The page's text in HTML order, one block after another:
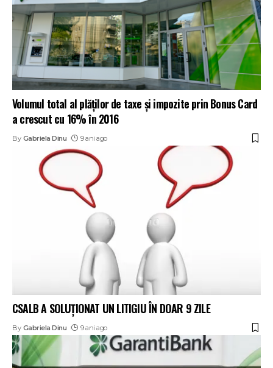
Volumul total al plăților de taxe și impozite prin Bonus Card
a crescut cu 16% în 2016
By Gabriela Dinu 9 ani ago
CSALB A SOLUȚIONAT UN LITIGIU ÎN DOAR 9 ZILE
By Gabriela Dinu 9 ani ago